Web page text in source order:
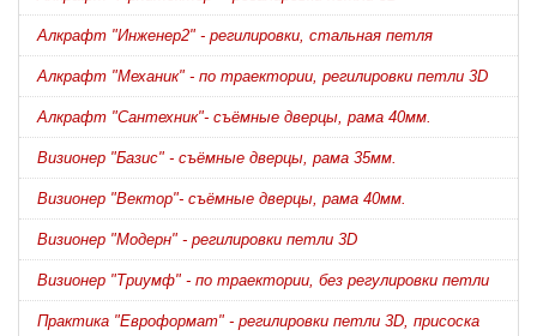
Алкрафт "Инженер2" - регилировки, стальная петля
Алкрафт "Механик" - по траектории, регилировки петли 3D
Алкрафт "Сантехник"- съёмные дверцы, рама 40мм.
Визионер "Базис" - съёмные дверцы, рама 35мм.
Визионер "Вектор"- съёмные дверцы, рама 40мм.
Визионер "Модерн" - регилировки петли 3D
Визионер "Триумф" - по траектории, без регулировки петли
Практика "Евроформат" - регилировки петли 3D, присоска